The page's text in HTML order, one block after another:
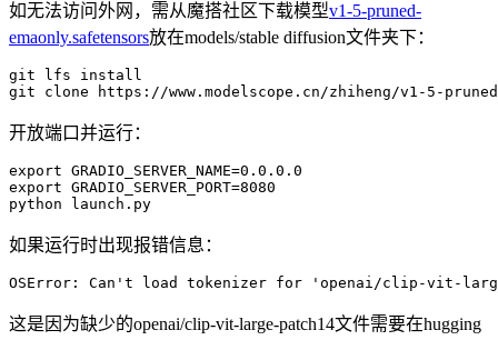
如无法访问外网，需从魔搭社区下载模型v1-5-pruned-
emaonly.safetensors放在models/stable diffusion文件夹下：
git lfs install
开放端口并运行：
export GRADIO_SERVER_NAME=0.0.0.0
export GRADIO_SERVER_PORT=8080
如果运行时出现报错信息：
OSError: Can 't load tokenizer for 'openai/clip-vit-
这是因为缺少的openai/clip-vit-large-patch14文件需要在hugging